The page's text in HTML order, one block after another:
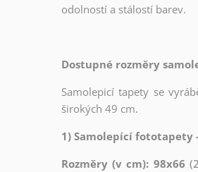
odolností a stálostí barev.
Dostupné rozměry
Samolepicí tapety se
širokých 49 cm.
1) Samolepící fototapety
Rozměry (v cm): 98x66